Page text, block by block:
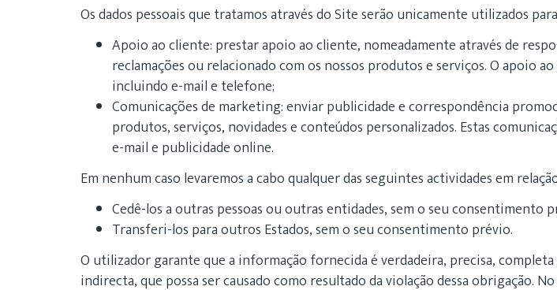
Os dados pessoais que tratamos através do Site serão unicamente utilizados
Apoio ao cliente: prestar apoio ao cliente, nomeadamente através de
reclamações ou relacionado com os nossos produtos e serviços. O apoio
incluindo e-mail e telefone;
Comunicações de marketing: enviar publicidade e correspondência
produtos, serviços, novidades e conteúdos personalizados. Estas
e-mail e publicidade online.
Em nenhum caso levaremos a cabo qualquer das seguintes actividades em
Cedê-los a outras pessoas ou outras entidades, sem o seu consentimento
Transferi-los para outros Estados, sem o seu consentimento prévio.
O utilizador garante que a informação fornecida é verdadeira, precisa,
indirecta, que possa ser causado como resultado da violação dessa obrigação.